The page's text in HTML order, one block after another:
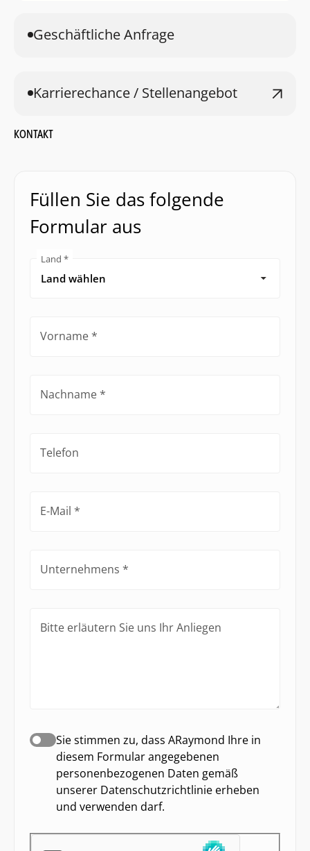
Geschäftliche Anfrage
Karrierechance / Stellenangebot
KONTAKT
Füllen Sie das folgende
Formular aus
Land
Vorname
Nachname
Telefon
E-Mail
Unternehmens
Bitte erläutern Sie uns Ihr Anliegen
Sie stimmen zu, dass ARaymond Ihre in
diesem Formular angegebenen
personenbezogenen Daten gemäß
unserer Datenschutzrichtlinie erheben
und verwenden darf.